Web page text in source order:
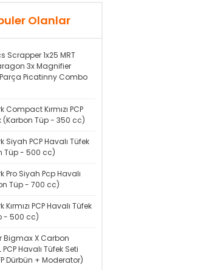
Olanlar
Scrapper 1x25 MRT
3x Magnifier
Parça Picatinny Combo
Compact Kırmızı PCP
(Karbon Tüp - 350 cc)
Siyah PCP Havalı Tüfek
Tüp - 500 cc)
Pro Siyah Pcp Havalı
Tüp - 700 cc)
PCP Havalı Tüfek
- 500 cc)
Bigmax X Carbon
PCP Havalı Tüfek Seti
Dürbün + Moderator)